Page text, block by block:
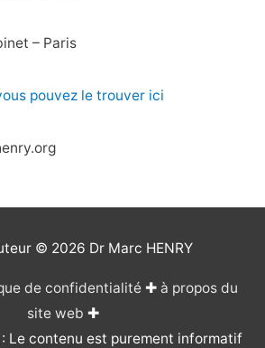
– Paris
pouvez le trouver ici
© 2026 Dr Marc HENRY
de confidentialité✚ à propos du
site web ✚
Le contenu est purement informatif